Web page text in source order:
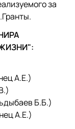
за
А.Е.)
Б.Б.)
А.Е.)